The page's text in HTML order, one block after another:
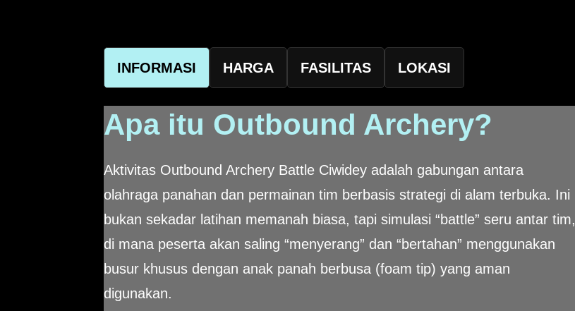
INFORMASI HARGA FASILITAS LOKASI
Apa itu Outbound Archery?
Aktivitas Outbound Archery Battle Ciwidey adalah gabungan antara
olahraga panahan dan permainan tim berbasis strategi di alam terbuka. Ini
bukan sekadar latihan memanah biasa, tapi simulasi “battle” seru antar tim,
di mana peserta akan saling “menyerang” dan “bertahan” menggunakan
busur khusus dengan anak panah berbusa (foam tip) yang aman
digunakan.